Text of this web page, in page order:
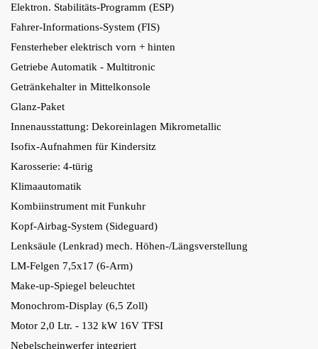
Elektron. Stabilitäts-Programm (ESP)
Fahrer-Informations-System (FIS)
Fensterheber elektrisch vorn + hinten
Getriebe Automatik - Multitronic
Getränkehalter in Mittelkonsole
Glanz-Paket
Innenausstattung: Dekoreinlagen Mikrometallic
Isofix-Aufnahmen für Kindersitz
Karosserie: 4-türig
Klimaautomatik
Kombiinstrument mit Funkuhr
Kopf-Airbag-System (Sideguard)
Lenksäule (Lenkrad) mech. Höhen-/Längsverstellung
LM-Felgen 7,5x17 (6-Arm)
Make-up-Spiegel beleuchtet
Monochrom-Display (6,5 Zoll)
Motor 2,0 Ltr. - 132 kW 16V TFSI
Nebelscheinwerfer integriert